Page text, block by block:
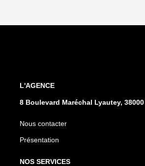
L'AGENCE
8 Boulevard Maréchal Lyautey, 38000
Nous contacter
Présentation
NOS SERVICES